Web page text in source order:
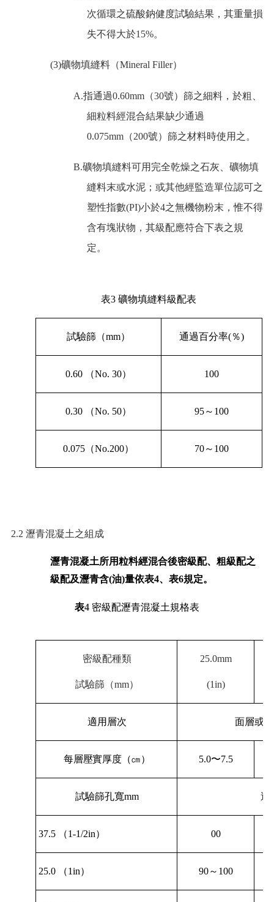
次循環之硫酸鈉健度試驗結果，其重量損
失不得大於15%。
(3)礦物填縫料（Mineral Filler）
A.指通過0.60mm （30號）篩之細料，於粗、
細粒料經混合結果缺少通過
0.075mm（200號）篩之材料時使用之。
B.礦物填縫料可用完全乾燥之石灰、礦物填
縫料末或水泥；或其他經監造單位認可之
塑性指數(PI)小於4之無機物粉末，惟不得
含有塊狀物，其級配應符合下表之規
定。
表3 礦物填縫料級配表
試驗篩（mm） 通過百分率(％)
0.60 （No. 30） 100
0.30 （No. 50） 95～ 100
0.075 （No.200） 70～ 100
2.2 瀝青混凝土之組成
瀝青混凝土所用粒料經混合後密級配、粗級配之
級配及瀝青含(油)量依表4、表6規定。
表4 密級配瀝青混凝土規格表
密級配種類
試驗篩（mm）
25.0mm
(1in)
適用層次 面層或
每層壓實厚度（㎝） 5.0〜7.5
試驗篩孔寬mm 過
37.5 （1-1/2in） 00
25.0 （1in） 90～ 100